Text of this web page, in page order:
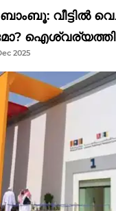
ബാംബൂ: വീട്ടിൽ
ഷൂയി
2025